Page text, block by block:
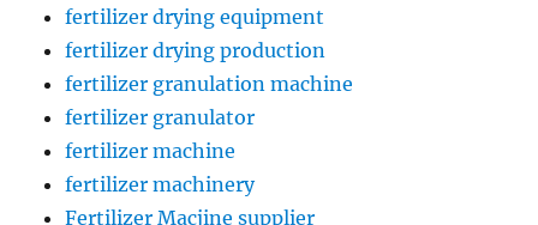
fertilizer drying equipment
fertilizer drying production
fertilizer granulation machine
fertilizer granulator
fertilizer machine
fertilizer machinery
Fertilizer Macjine supplier